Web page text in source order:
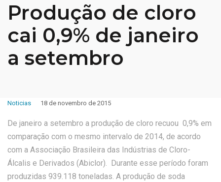
Produção de cloro
cai 0,9% de janeiro
a setembro
Noticias 18 de novembro de 2015
De janeiro a setembro a produção de cloro recuou 0,9% em
comparação com o mesmo intervalo de 2014, de acordo
com a Associação Brasileira das Indústrias de Cloro-
Álcalis e Derivados (Abiclor). Durante esse período foram
produzidas 939.118 toneladas. A produção de soda